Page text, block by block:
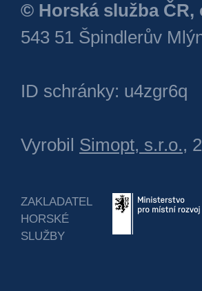
© Horská služba ČR,
543 51 Špindlerův
ID schránky: u4zgr6q
Vyrobil Simopt, s.r.o.,
ZAKLADATEL
HORSKÉ
SLUŽBY